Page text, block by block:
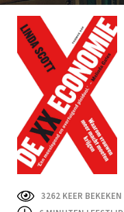
3262 KEER BEKEKEN